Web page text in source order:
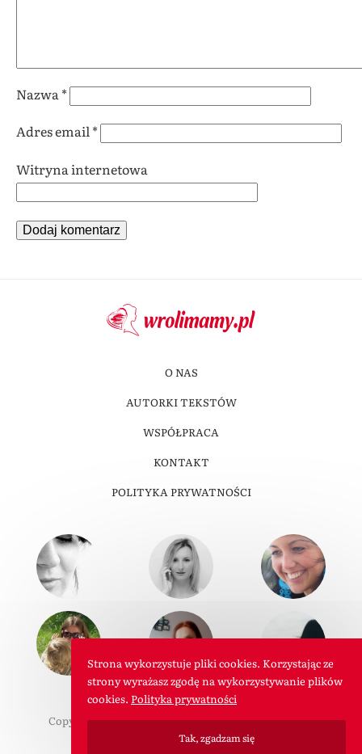
Nazwa*
Adres email*
Witryna internetowa
O NAS
AUTORKI TEKSTÓW
WSPÓŁPRACA
KONTAKT
POLITYKA PRYWATNOŚCI
Copyright © 2011-2026 W Roli Mamy. Wszelkie prawa
zastrzeżone.
Strona wykorzystuje pliki cookies. Korzystając ze
strony wyrażasz zgodę na wykorzystywanie plików
cookies. Polityka prywatności
Tak, zgadzam się